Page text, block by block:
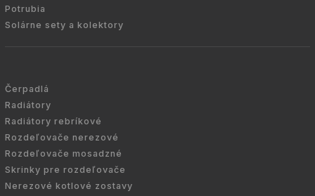
Potrubia
Solárne sety a kolektory
Čerpadlá
Radiátory
Radiátory rebríkové
Rozdeľovače nerezové
Rozdeľovače mosadzné
Skrinky pre rozdeľovače
Nerezové kotlové zostavy